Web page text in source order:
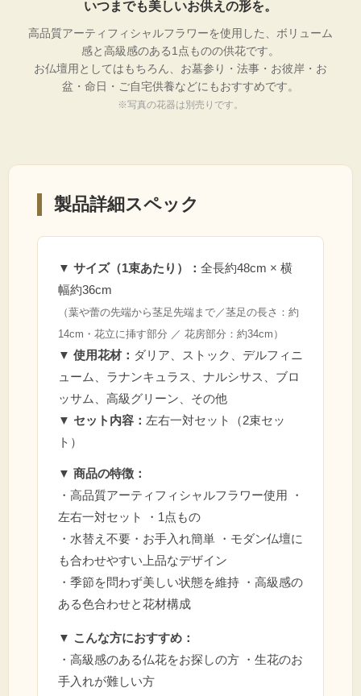
いつまでも美しいお供えの形を。
高品質アーティフィシャルフラワーを使用した、ボリューム
感と高級感のある1点ものの供花です。
お仏壇用としてはもちろん、お墓参り・法事・お彼岸・お
盆・命日・ご自宅供養などにもおすすめです。
※写真の花器は別売りです。
製品詳細スペック
▼ サイズ（1束あたり）： 全長約48cm × 横
幅約36cm
（葉や蕾の先端から茎足先端まで／茎足の長さ：約
14cm・花立に挿す部分 ／ 花房部分：約34cm）
▼ 使用花材： ダリア、ストック、デルフィニ
ューム、ラナンキュラス、ナルシサス、ブロ
ッサム、高級グリーン、その他
▼ セット内容： 左右一対セット（2束セッ
ト）
▼ 商品の特徴：
・高品質アーティフィシャルフラワー使用 ・
左右一対セット ・1点もの
・水替え不要・お手入れ簡単 ・モダン仏壇に
も合わせやすい上品なデザイン
・季節を問わず美しい状態を維持 ・高級感の
ある色合わせと花材構成
▼ こんな方におすすめ：
・高級感のある仏花をお探しの方 ・生花のお
手入れが難しい方